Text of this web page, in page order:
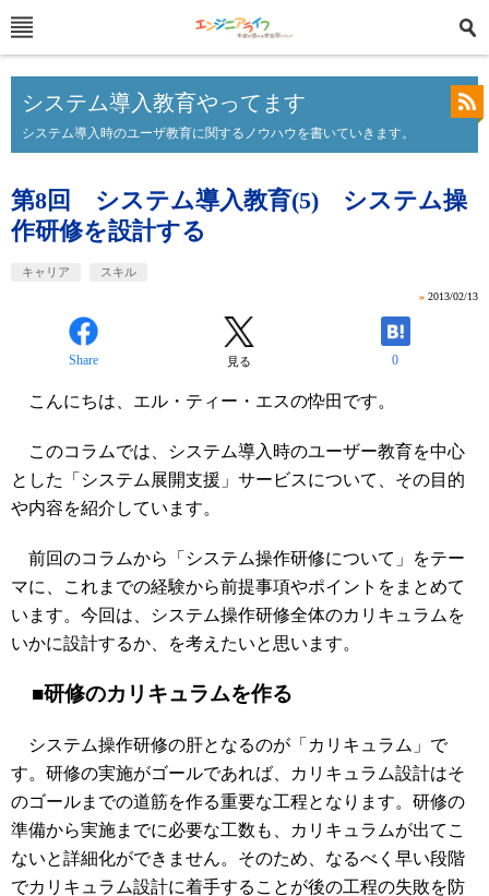
システム導入教育やってます
システム導入時のユーザ教育に関するノウハウを書いていきます。
第8回 システム導入教育(5) システム操
作研修を設計する
キャリア スキル
» 2013/02/13
Share 見る 0
こんにちは、エル・ティー・エスの忰田です。
このコラムでは、システム導入時のユーザー教育を中心
とした「システム展開支援」サービスについて、その目的
や内容を紹介しています。
前回のコラムから「システム操作研修について」をテー
マに、これまでの経験から前提事項やポイントをまとめて
います。今回は、システム操作研修全体のカリキュラムを
いかに設計するか、を考えたいと思います。
■研修のカリキュラムを作る
システム操作研修の肝となるのが「カリキュラム」で
す。研修の実施がゴールであれば、カリキュラム設計はそ
のゴールまでの道筋を作る重要な工程となります。研修の
準備から実施までに必要な工数も、カリキュラムが出てこ
ないと詳細化ができません。そのため、なるべく早い段階
でカリキュラム設計に着手することが後の工程の失敗を防